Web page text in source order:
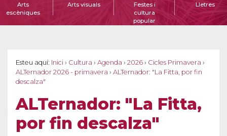
Arts
escèniques
Arts visuals
Festes i
cultura
popular
Lletres
Esteu aquí: Inici › Cultura › Agenda › 2026 › Cicles Primavera ›
ALTernador 2026 - primavera › ALTernador: "La Fitta, por fin
descalza"
ALTernador: "La Fitta,
por fin descalza"